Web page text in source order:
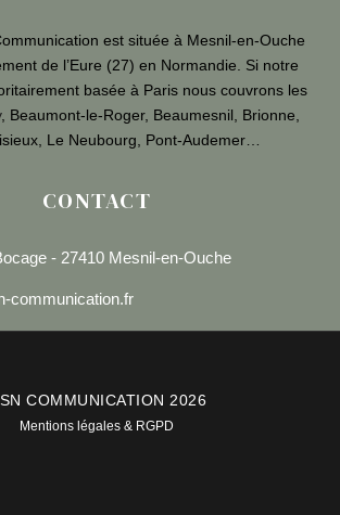
est située à Mesnil-en-Ouche
de l’Eure (27) en Normandie. Si notre
basée à Paris nous couvrons les
, Beaumont-le-Roger, Beaumesnil, Brionne,
Le Neubourg, Pont-Audemer…
CONTACT
- 27410 Mesnil-en-Ouche
communication.fr
COMMUNICATION 2026
Mentions légales & RGPD